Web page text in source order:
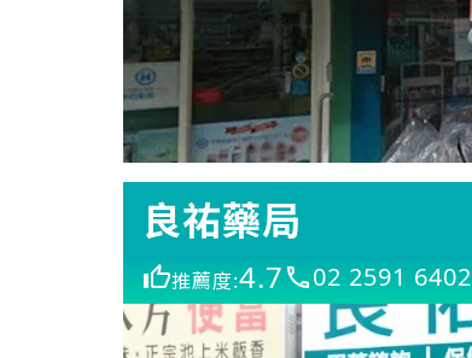
良祐藥局
推薦度:4.7 02 2591 6402